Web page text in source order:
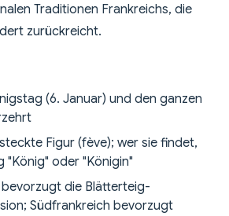
Traditionen Frankreichs, die
zurückreicht.
(6. Januar) und den ganzen
Figur (fève); wer sie findet,
"König" oder "Königin"
die Blätterteig-
Südfrankreich bevorzugt